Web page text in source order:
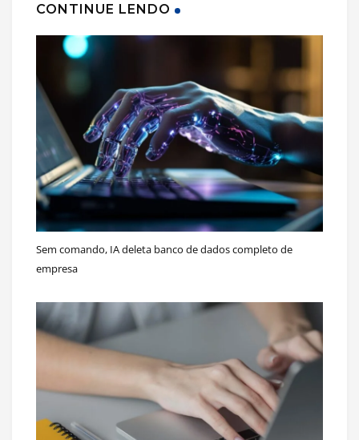
CONTINUE LENDO
Sem comando, IA deleta banco de dados completo de
empresa